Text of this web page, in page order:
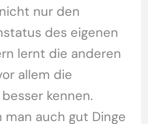
nur den
des eigenen
lernt die anderen
allem die
kennen.
auch gut Dinge